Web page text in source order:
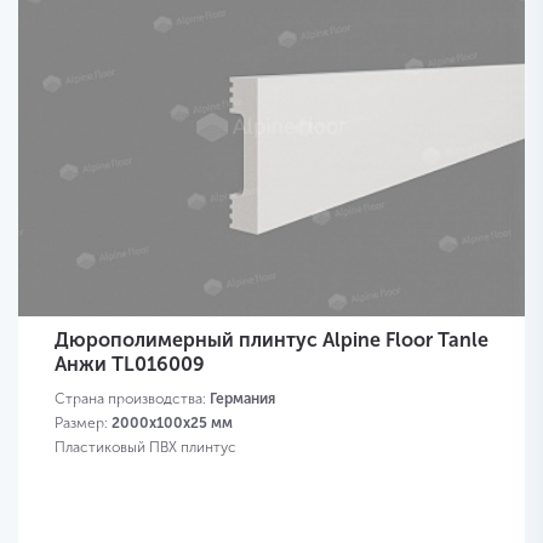
Дюрополимерный плинтус Alpine Floor Tanle
Анжи TL016009
Страна производства: Германия
Размер: 2000х100x25 мм
Пластиковый ПВХ плинтус